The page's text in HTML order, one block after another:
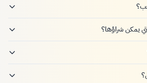
يمكن شراؤها؟